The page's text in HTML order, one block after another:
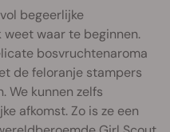
begeerlijke
waar te beginnen.
bosvruchtenaroma
de feloranje stampers
We kunnen zelfs
afkomst. Zo is ze een